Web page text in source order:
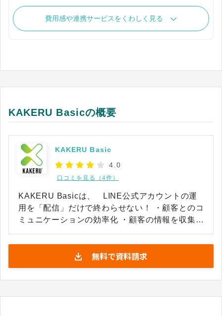
費用感や連携サービスをくわしく見る
KAKERU Basicの概要
KAKERU Basic
4.0
口コミを見る（4件）
KAKERU Basicは、 LINE公式アカウントの運
用を「配信」だけで終わらせない！ ・顧客とのコ
ミュニケーションの効率化 ・顧客の情報を収集、
げる導線設計 など あなたの企業のLINE運用
の”本来の目的”を実現することができます！
無料で資料請求